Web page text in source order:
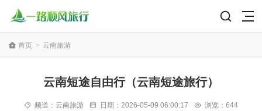
首页 > 云南旅游
云南短途自由行（云南短途旅行）
频道： 云南旅游 日期： 2026-05-09 06:00:17 浏览：644